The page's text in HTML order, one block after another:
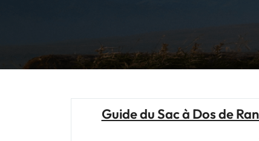
Guide du Sac à Dos de